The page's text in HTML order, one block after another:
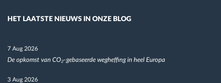
HET LAATSTE NIEUWS IN ONZE BLOG
7 Aug 2026
De opkomst van CO₂-gebaseerde wegheffing in heel Europa
3 Aug 2026